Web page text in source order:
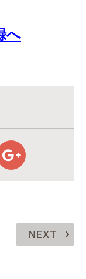
へ
NEXT